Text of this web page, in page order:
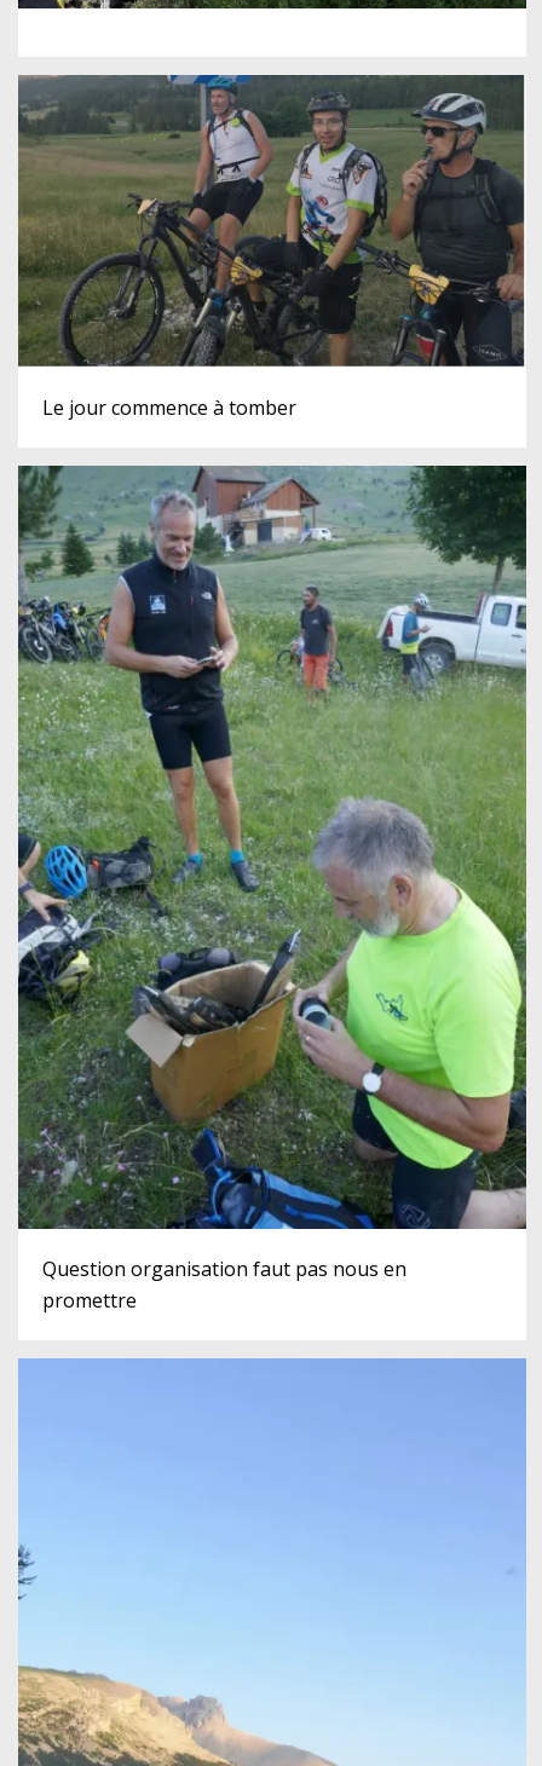
Le jour commence à tomber
Question organisation faut pas nous en
promettre